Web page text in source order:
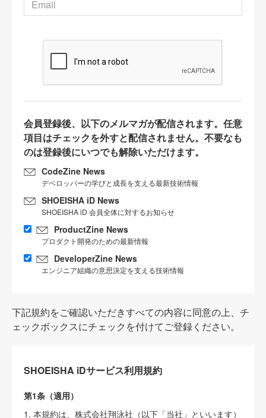
会員登録後、以下のメルマガが配信されます。任意
項目はチェックを外すと配信されません。不要なも
のは登録後にいつでも解除いただけます。
CodeZine News
デベロッパーの学びと成長を支える最新技術情報
SHOEISHA iD News
SHOEISHA iD 会員全体に対するお知らせ
ProductZine News
プロダクト開発のための最新情報
DeveloperZine News
エンジニア組織の意思決定を支える技術情報
下記規約をご確認いただきすべての内容に同意の上、チ
ェックボックスにチェックを付けてご登録ください。
SHOEISHA iDサービス利用規約
第1条（適用）
1. 本規約は、株式会社翔泳社（以下「当社」といいます）